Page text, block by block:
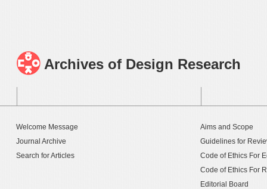
Archives of Design Research
Welcome Message
Journal Archive
Search for Articles
Aims and Scope
Guidelines for
Code of Ethics For
Code of Ethics For
Editorial Board